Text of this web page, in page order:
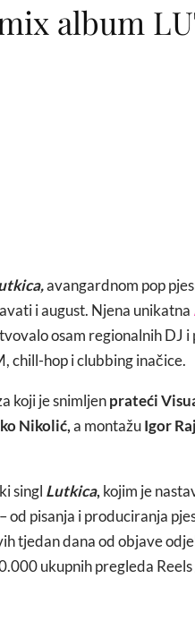
album
avangardnom pop
i august. Njena unikatna
osam regionalnih DJ
chill-hop i clubbing inačice.
koji je snimljenprateći
Nikolić,a montažuIgor
singl Lutkica, kojim je
pisanja i produciranja
tjedan dana od objave
ukupnih pregleda